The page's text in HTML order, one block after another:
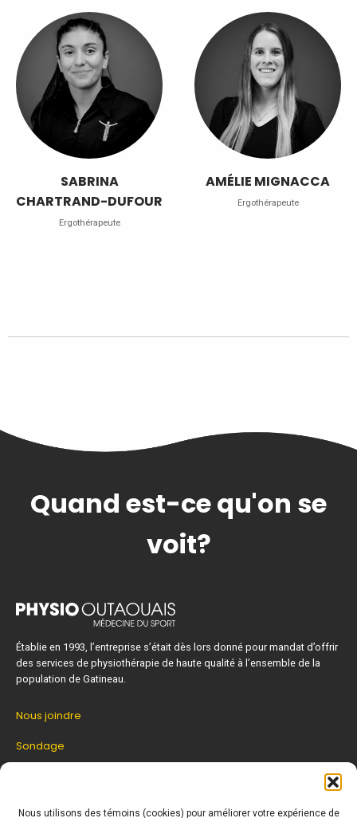
Nous utilisons des témoins (cookies) pour améliorer votre expérience de
SABRINA
CHARTRAND-DUFOUR
Ergothérapeute
AMÉLIE MIGNACCA
Ergothérapeute
Quand est-ce qu'on se
voit?
Établie en 1993, l’entreprise s’était dès lors donné pour mandat d’offrir
des services de physiothérapie de haute qualité à l’ensemble de la
population de Gatineau.
Nous joindre
Sondage